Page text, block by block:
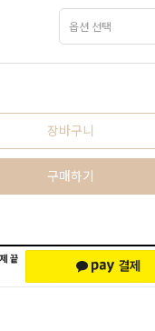
장바구니
구매하기